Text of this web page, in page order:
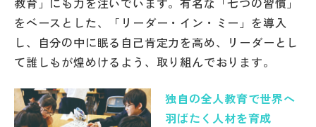
をベースとした、「リーダー・イン・ミー」を導入
し、自分の中に眠る自己肯定力を高め、リーダーとし
て誰しもが煌めけるよう、取り組んでおります。
独自の全人教育で世界へ
羽ばたく人材を育成